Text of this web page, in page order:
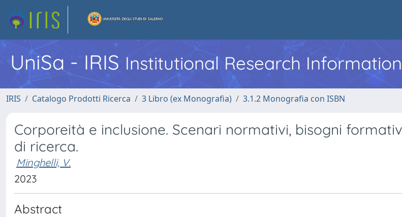
UniSa - IRIS Institutional Research
IRIS Catalogo Prodotti Ricerca 3 Libro (ex Monografia) 3.1.2 Monografia con ISBN
Corporeità e inclusione. Scenari normativi, bisogni
di ricerca.
Minghelli, V.
2023
Abstract